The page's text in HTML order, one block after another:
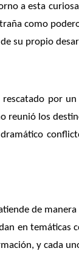
a esta
como
su propio
por
los
de
en
y cada